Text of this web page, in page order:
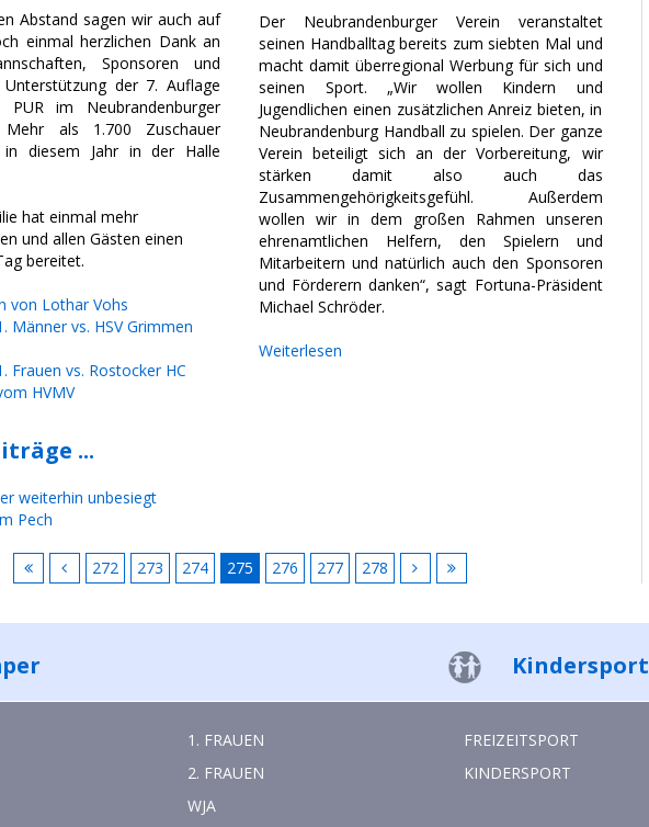
Abstand sagen wir auch auf
einmal herzlichen Dank an
Sponsoren und
der 7. Auflage
PUR im Neubrandenburger
Mehr als 1.700 Zuschauer
diesem Jahr in der Halle
hat einmal mehr
und allen Gästen einen
bereitet.
von Lothar Vohs
Männer vs. HSV Grimmen
Frauen vs. Rostocker HC
HVMV
Der Neubrandenburger Verein veranstaltet
seinen Handballtag bereits zum siebten Mal und
macht damit überregional Werbung für sich und
seinen Sport. „Wir wollen Kindern und
Jugendlichen einen zusätzlichen Anreiz bieten, in
Neubrandenburg Handball zu spielen. Der ganze
Verein beteiligt sich an der Vorbereitung, wir
stärken damit also auch das
Zusammengehörigkeitsgefühl. Außerdem
wollen wir in dem großen Rahmen unseren
ehrenamtlichen Helfern, den Spielern und
Mitarbeitern und natürlich auch den Sponsoren
und Förderern danken“, sagt Fortuna-Präsident
Michael Schröder.
Weiterlesen
...
weiterhin unbesiegt
Pech
272 273 274 275 276 277 278
Kindersport
1. FRAUEN
2. FRAUEN
WJA
FREIZEITSPORT
KINDERSPORT